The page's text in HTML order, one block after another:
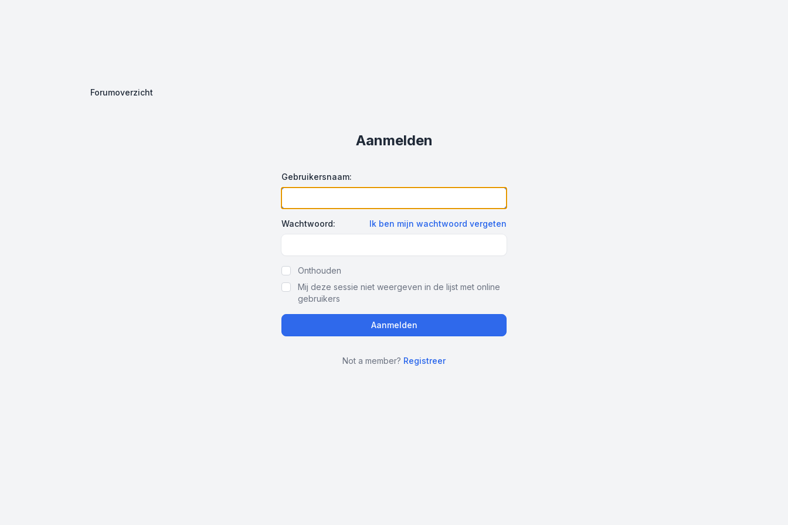
Forumoverzicht
Aanmelden
Gebruikersnaam:
Wachtwoord: Ik ben mijn wachtwoord vergeten
Onthouden
Mij deze sessie niet weergeven in de lijst met online
gebruikers
Not a member? Registreer